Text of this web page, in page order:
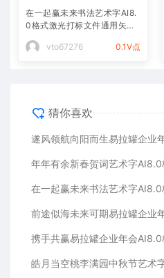
在一起赢未来书法艺术字AI8.
0格式激光打标文件通用矢量
图
vto67276
0.1V点
猜你喜欢